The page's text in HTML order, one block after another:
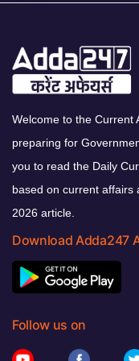
Welcome to the Current
preparing for
you to read the Daily
based on current affairs
2026 article.
Download Adda247
Follow us on